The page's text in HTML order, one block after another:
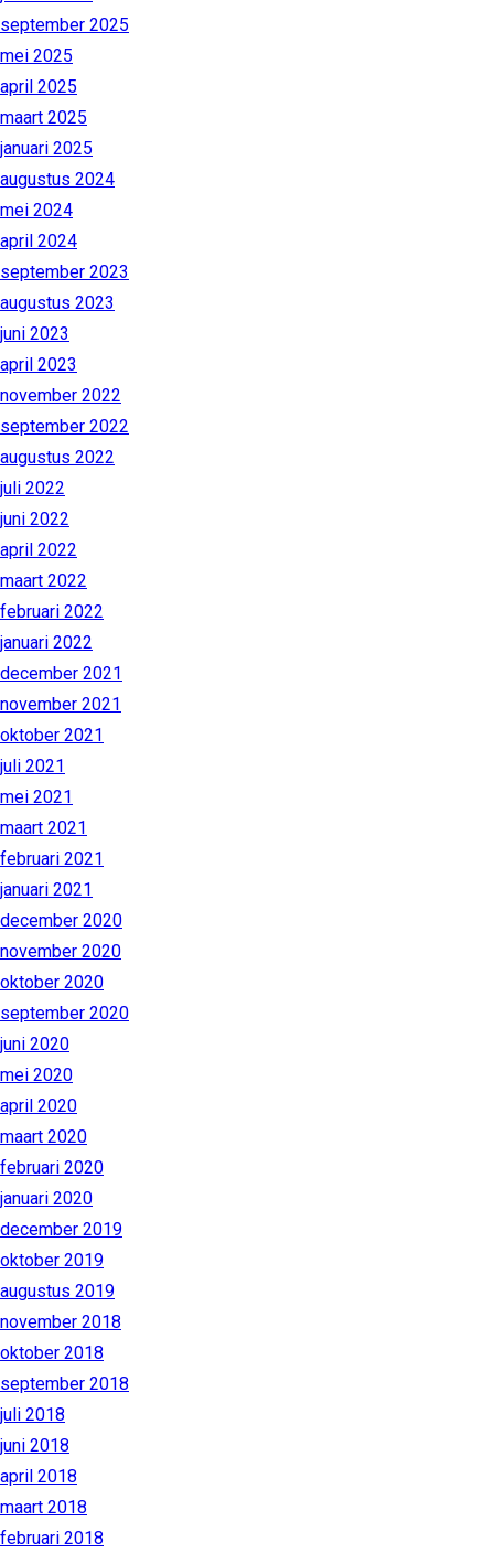
september 2025
mei 2025
april 2025
maart 2025
januari 2025
augustus 2024
mei 2024
april 2024
september 2023
augustus 2023
juni 2023
april 2023
november 2022
september 2022
augustus 2022
juli 2022
juni 2022
april 2022
maart 2022
februari 2022
januari 2022
december 2021
november 2021
oktober 2021
juli 2021
mei 2021
maart 2021
februari 2021
januari 2021
december 2020
november 2020
oktober 2020
september 2020
juni 2020
mei 2020
april 2020
maart 2020
februari 2020
januari 2020
december 2019
oktober 2019
augustus 2019
november 2018
oktober 2018
september 2018
juli 2018
juni 2018
april 2018
maart 2018
februari 2018